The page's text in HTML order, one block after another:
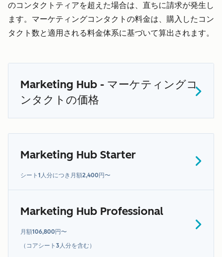
のコンタクトティアを超えた場合は、直ちに請求が発生し
ます。マーケティングコンタクトの料金は、購入したコン
タクト数と適用される料金体系に基づいて算出されます。
Marketing Hub - マーケティングコ
ンタクトの価格
Marketing Hub Starter
シート1人分につき月額2,400円〜
Marketing Hub Professional
月額106,800円〜
（コアシート3人分を含む）